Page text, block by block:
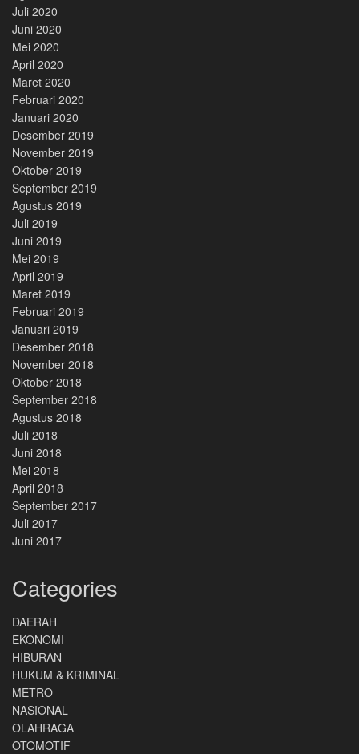
Juli 2020
Juni 2020
Mei 2020
April 2020
Maret 2020
Februari 2020
Januari 2020
Desember 2019
November 2019
Oktober 2019
September 2019
Agustus 2019
Juli 2019
Juni 2019
Mei 2019
April 2019
Maret 2019
Februari 2019
Januari 2019
Desember 2018
November 2018
Oktober 2018
September 2018
Agustus 2018
Juli 2018
Juni 2018
Mei 2018
April 2018
September 2017
Juli 2017
Juni 2017
Categories
DAERAH
EKONOMI
HIBURAN
HUKUM & KRIMINAL
METRO
NASIONAL
OLAHRAGA
OTOMOTIF